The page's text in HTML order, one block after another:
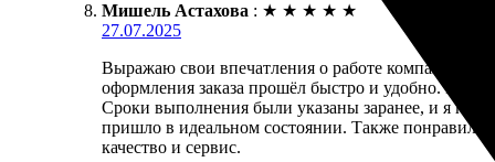
Мишель Астахова : ★ ★ ★ ★ ★
27.07.2025
Выражаю свои впечатления о работе компании.
оформления заказа прошёл быстро и удобно. Всё
Сроки выполнения были указаны заранее, и я
пришло в идеальном состоянии. Также
качество и сервис.